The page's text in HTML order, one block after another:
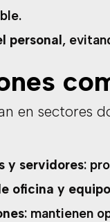
personal,
en sectores
y servidores:
oficina y
: mantienen